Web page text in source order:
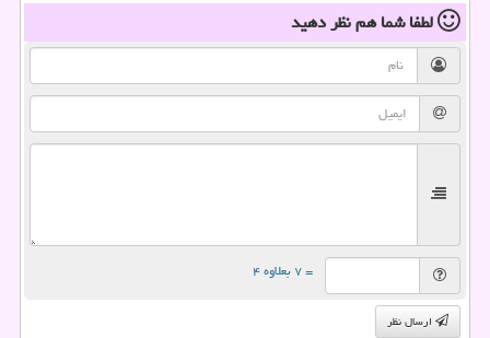
لطفا شما همنظر دهید
= ۷ بعلاوه ۴
ارسال نظر